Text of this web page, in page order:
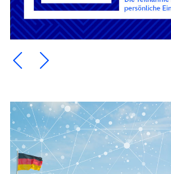
Ein Element zurück blättern
Ein Element weiter blättern